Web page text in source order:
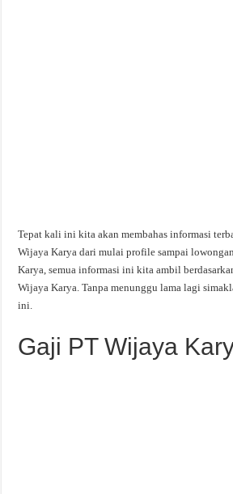
Tepat kali ini kita akan membahas informasi
Wijaya Karya dari mulai profile sampai
Karya, semua informasi ini kita ambil
Wijaya Karya. Tanpa menunggu lama lagi
ini.
Gaji PT Wijaya